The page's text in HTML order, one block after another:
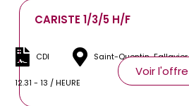
CARISTE 1/3/5 H/F
CDI Saint-Quentin-Fallavier
12.31 - 13 / HEURE
Voir l'offre